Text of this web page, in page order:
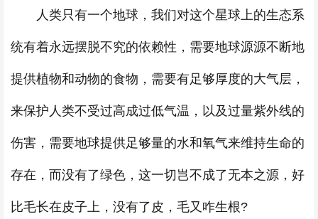
人类只有一个地球，我们对这个星球上的生态系
统有着永远摆脱不究的依赖性，需要地球源源不断地
提供植物和动物的食物，需要有足够厚度的大气层，
来保护人类不受过高成过低气温，以及过量紫外线的
伤害，需要地球提供足够量的水和氧气来维持生命的
存在，而没有了绿色，这一切岂不成了无本之源，好
比毛长在皮子上，没有了皮，毛又咋生根?